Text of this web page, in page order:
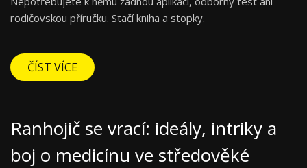
rodičovskou příručku. Stačí kniha a stopky.
ČÍST VÍCE
Ranhojič se vrací: ideály, intriky a
boj o medicínu ve středověké